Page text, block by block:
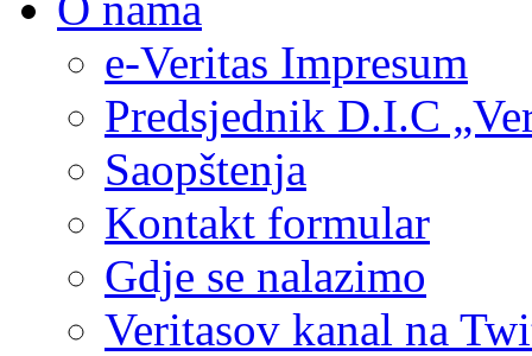
e-Veritas Impresum
Predsjednik D.I.C
Saopštenja
Kontakt formular
Gdje se nalazimo
Veritasov kanal na